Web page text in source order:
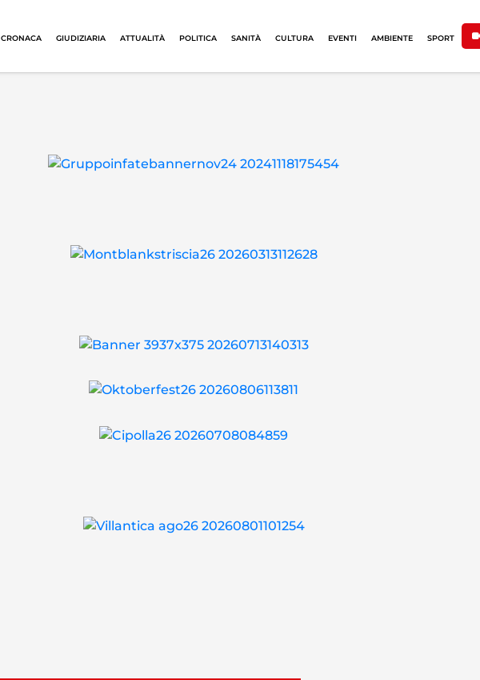
CRONACA GIUDIZIARIA ATTUALITÀ POLITICA SANITÀ CULTURA EVENTI AMBIENTE SPORT